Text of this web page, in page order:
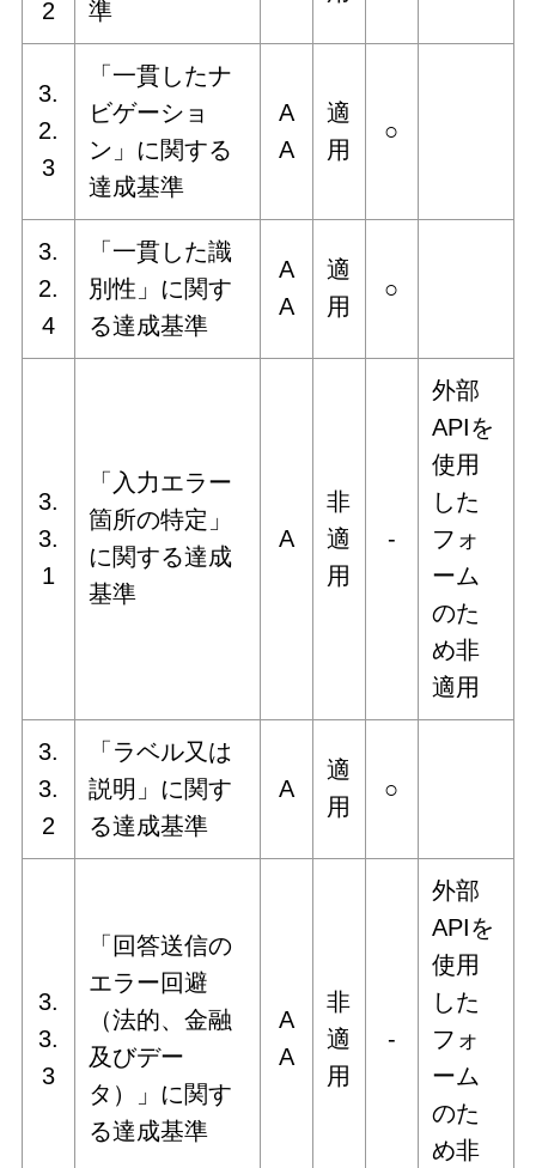
2 準
3.
2.
3
「一貫したナ
ビゲーショ
ン」に関する
達成基準
A
A
適
用
○
3.
2.
4
「一貫した識
別性」に関す
る達成基準
A
A
適
用
○
3.
3.
1
「入力エラー
箇所の特定」
に関する達成
基準
A
非
適
用
‐
外部
APIを
使用
した
フォ
ーム
のた
め非
適用
3.
3.
2
「ラベル又は
説明」に関す
る達成基準
A
適
用
○
3.
3.
3
「回答送信の
エラー回避
（法的、金融
及びデー
タ）」に関す
る達成基準
A
A
非
適
用
‐
外部
APIを
使用
した
フォ
ーム
のた
め非